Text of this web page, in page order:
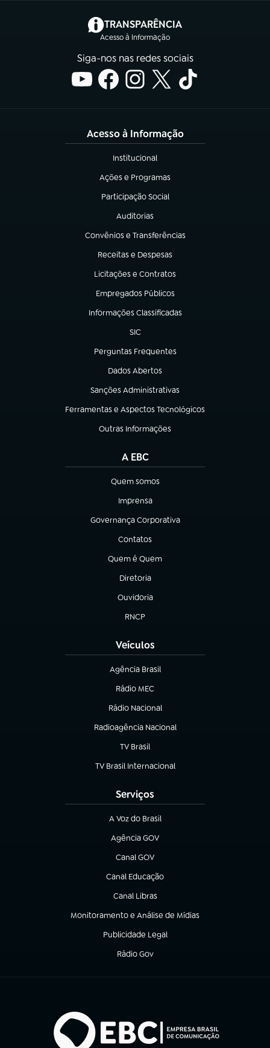
TRANSPARÊNCIA
Acesso à Informação
(abre em nova aba)
Siga-nos nas redes sociais
Acesso à Informação
Institucional
(abre em nova aba)
Ações e Programas
(abre em nova aba)
Participação Social
(abre em nova aba)
Auditorias
(abre em nova aba)
Convênios e Transferências
(abre em nova aba)
Receitas e Despesas
(abre em nova aba)
Licitações e Contratos
(abre em nova aba)
Empregados Públicos
(abre em nova aba)
Informações Classificadas
(abre em nova aba)
SIC
(abre em nova aba)
Perguntas Frequentes
(abre em nova aba)
Dados Abertos
(abre em nova aba)
Sanções Administrativas
(abre em nova aba)
Ferramentas e Aspectos Tecnológicos
(abre em nova aba)
Outras Informações
(abre em nova aba)
A EBC
Quem somos
(abre em nova aba)
Imprensa
(abre em nova aba)
Governança Corporativa
(abre em nova aba)
Contatos
(abre em nova aba)
Quem é Quem
(abre em nova aba)
Diretoria
(abre em nova aba)
Ouvidoria
(abre em nova aba)
RNCP
(abre em nova aba)
Veículos
Agência Brasil
(abre em nova aba)
Rádio MEC
Rádio Nacional
(abre em nova aba)
Radioagência Nacional
(abre em nova aba)
TV Brasil
(abre em nova aba)
TV Brasil Internacional
(abre em nova aba)
Serviços
A Voz do Brasil
(abre em nova aba)
Agência GOV
(abre em nova aba)
Canal GOV
(abre em nova aba)
Canal Educação
(abre em nova aba)
Canal Libras
(abre em nova aba)
Monitoramento e Análise de Mídias
(abre em nova aba)
Publicidade Legal
(abre em nova aba)
Rádio Gov
(abre em nova aba)